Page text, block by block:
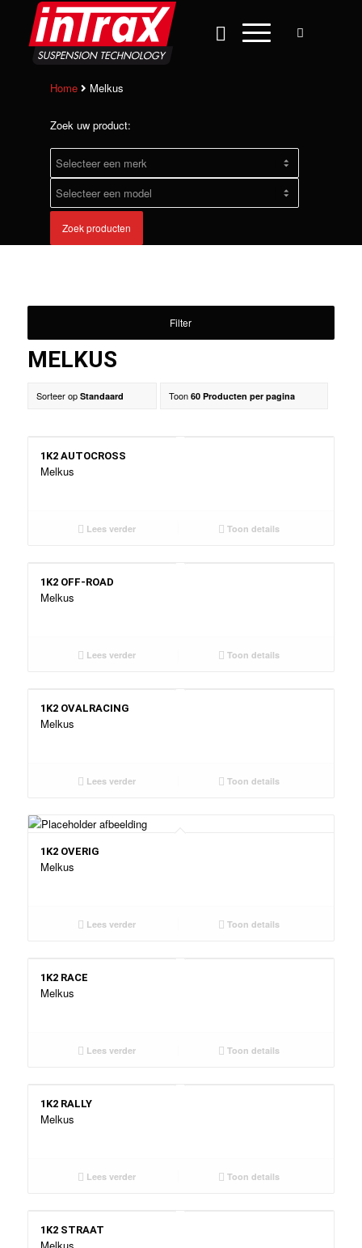
Home Melkus
Zoek uw product:
Zoek producten
Filter
MELKUS
Sorteer op Standaard Toon 60 Producten per pagina
1K2 AUTOCROSS
Melkus
Lees verder Toon details
1K2 OFF-ROAD
Melkus
Lees verder Toon details
1K2 OVALRACING
Melkus
Lees verder Toon details
1K2 OVERIG
Melkus
Lees verder Toon details
1K2 RACE
Melkus
Lees verder Toon details
1K2 RALLY
Melkus
Lees verder Toon details
1K2 STRAAT